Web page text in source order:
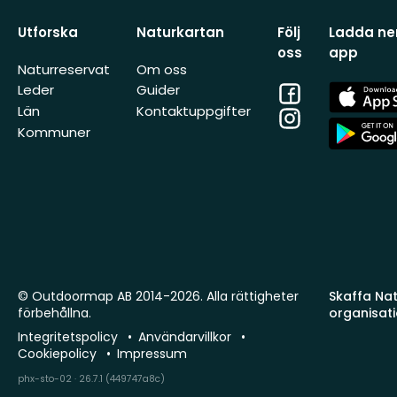
Utforska
Naturreservat
Leder
Län
Kommuner
Naturkartan
Om oss
Guider
Kontaktuppgifter
Följ
oss
Facebook
Instagram
Ladda
app
App
Store
App
Store
Skaffa
© Outdoormap AB 2014-2026. Alla rättigheter
förbehållna.
Integritetspolicy
Användarvillkor
Cookiepolicy
Impressum
phx-sto-02 · 26.7.1 (449747a8c)